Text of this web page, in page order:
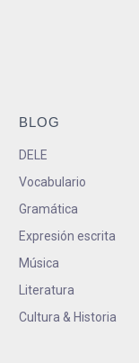
BLOG
DELE
Vocabulario
Gramática
Expresión escrita
Música
Literatura
Cultura & Historia